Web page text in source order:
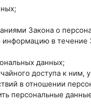
Закона о
информацию в
данных;
доступа к ним,
в отношении
персональные